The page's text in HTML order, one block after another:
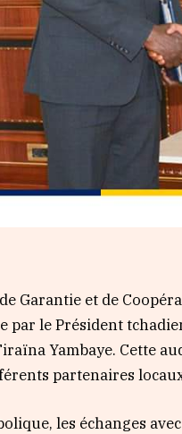
Garantie et de
par le Président
Yambaye. Cette
partenaires
les échanges